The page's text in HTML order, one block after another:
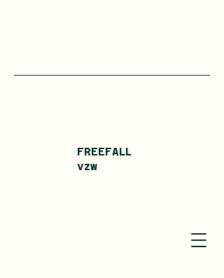
FREEFALL
vzw